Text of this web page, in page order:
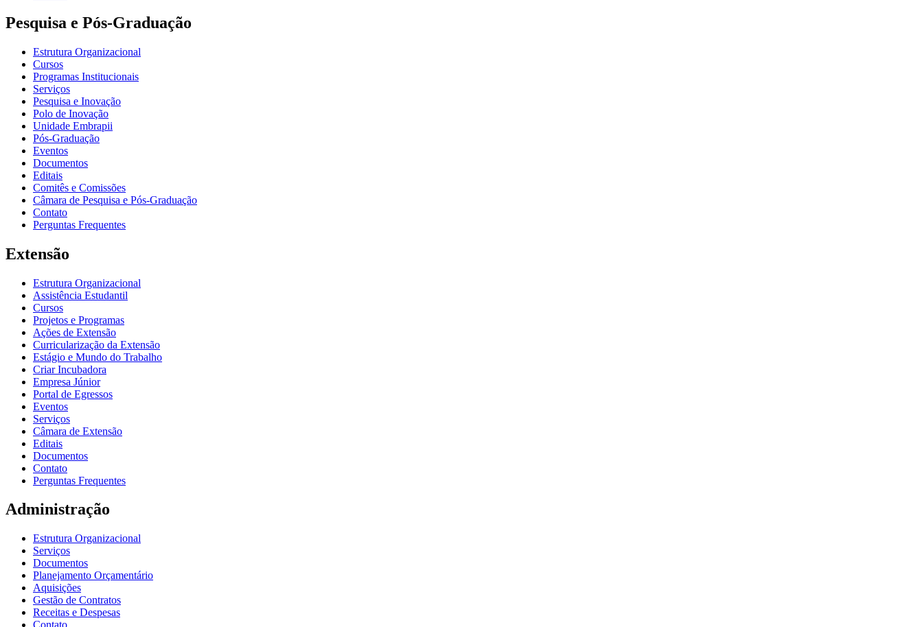
Pesquisa e Pós-Graduação
Estrutura Organizacional
Cursos
Programas Institucionais
Serviços
Pesquisa e Inovação
Polo de Inovação
Unidade Embrapii
Pós-Graduação
Eventos
Documentos
Editais
Comitês e Comissões
Câmara de Pesquisa e Pós-Graduação
Contato
Perguntas Frequentes
Extensão
Estrutura Organizacional
Assistência Estudantil
Cursos
Projetos e Programas
Ações de Extensão
Curricularização da Extensão
Estágio e Mundo do Trabalho
Criar Incubadora
Empresa Júnior
Portal de Egressos
Eventos
Serviços
Câmara de Extensão
Editais
Documentos
Contato
Perguntas Frequentes
Administração
Estrutura Organizacional
Serviços
Documentos
Planejamento Orçamentário
Aquisições
Gestão de Contratos
Receitas e Despesas